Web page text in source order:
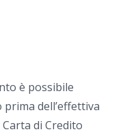
è possibile
dell’effettiva
di Credito